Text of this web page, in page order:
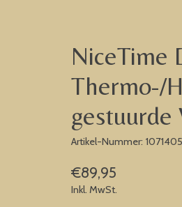
NiceTime
Thermo-/
gestuurde
Artikel-Nummer:
€89,95
Inkl. MwSt.